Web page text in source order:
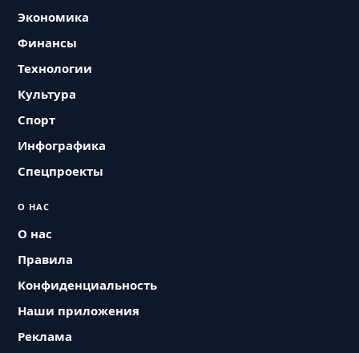
Экономика
Финансы
Технологии
Культура
Спорт
Инфографика
Спецпроекты
О НАС
О нас
Правила
Конфиденциальность
Наши приложения
Реклама